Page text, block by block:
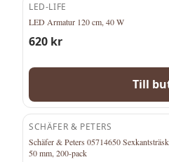
LED-LIFE
LED Armatur 120 cm, 40 W
620 kr
Till
SCHÄFER & PETERS
Schäfer & Peters 05714650
50 mm, 200-pack